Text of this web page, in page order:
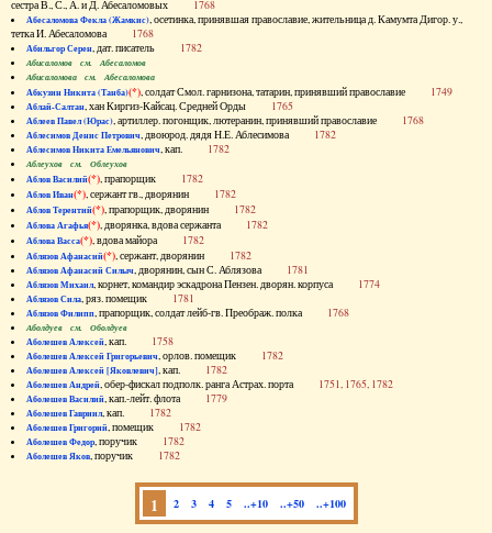
сестра В., С., А. и Д. Абесаломовых 1768
Абесаломова Фекла (Жамкис), осетинка, принявшая православие, жительница д. Камумта Дигор. у.,
тетка И. Абесаломова 1768
Абильгор Серен, дат. писатель 1782
Абисаломов см. Абесаломов
Абисаломова см. Абесаломова
Абкузин Никита (Танба)(*), солдат Смол. гарнизона, татарин, принявший православие 1749
Аблай-Салтан, хан Киргиз-Кайсац. Средней Орды 1765
Аблеев Павел (Юрас), артиллер. погонщик, лютеранин, принявший православие 1768
Аблесимов Денис Петрович, двоюрод. дядя Н.Е. Аблесимова 1782
Аблесимов Никита Емельянович, кап. 1782
Аблеухов см. Облеухов
Аблов Василий(*), прапорщик 1782
Аблов Иван(*), сержант гв., дворянин 1782
Аблов Терентий(*), прапорщик, дворянин 1782
Аблова Агафья(*), дворянка, вдова сержанта 1782
Аблова Васса(*), вдова майора 1782
Аблязов Афанасий(*), сержант, дворянин 1782
Аблязов Афанасий Силыч, дворянин, сын С. Аблязова 1781
Аблязов Михаил, корнет, командир эскадрона Пензен. дворян. корпуса 1774
Аблязов Сила, ряз. помещик 1781
Аблязов Филипп, прапорщик, солдат лейб-гв. Преображ. полка 1768
Аболдуев см. Оболдуев
Аболешев Алексей, кап. 1758
Аболешев Алексей Григорьевич, орлов. помещик 1782
Аболешев Алексей [Яковлевич], кап. 1782
Аболешев Андрей, обер-фискал подполк. ранга Астрах. порта 1751, 1765, 1782
Аболешев Василий, кап.-лейт. флота 1779
Аболешев Гавриил, кап. 1782
Аболешев Григорий, помещик 1782
Аболешев Федор, поручик 1782
Аболешев Яков, поручик 1782
1 2 3 4 5 ..+10 ..+50 ..+100